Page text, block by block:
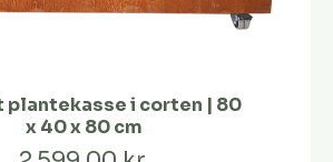
plantekasse i corten | 80
x 40 x 80 cm